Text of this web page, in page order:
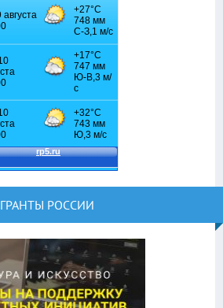
ГРАНТЫ РОССИИ